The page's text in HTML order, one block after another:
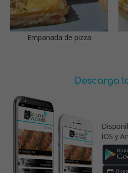
Empanada de pizza
Descarga